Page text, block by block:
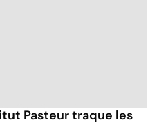
Pasteur traque les